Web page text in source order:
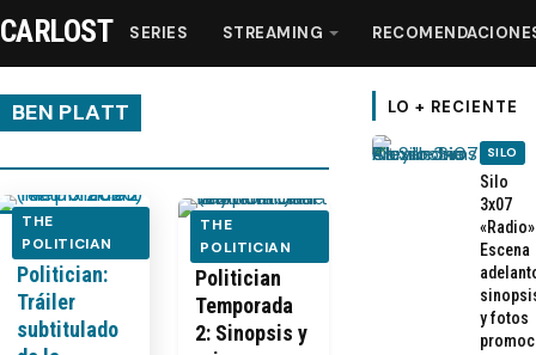
Streaming
Recomendaciones
CARLOST SERIES STREAMING
BEN PLATT
THE
POLITICIAN
The
Politician:
Tráiler
subtitulado
THE
POLITICIAN
The
Politician
Temporada
2: Sinopsis y
LO + RECIENTE
SILO
Silo
3x07
Escena
y fotos